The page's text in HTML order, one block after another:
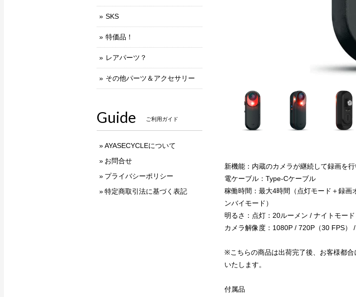
新機能：内蔵のカメラが継続して録画を
電ケーブル：Type-Cケーブル
稼働時間：最大4時間（点灯モード＋録
ンバイモード）
明るさ：点灯：20ルーメン / ナイトモー
カメラ解像度：1080P / 720P（30 FPS
※こちらの商品は出荷完了後、お客様都
いたします。
付属品
SKS
特価品！
レアパーツ？
その他パーツ＆アクセサリー
Guide ご利用ガイド
AYASECYCLEについて
お問合せ
プライバシーポリシー
特定商取引法に基づく表記